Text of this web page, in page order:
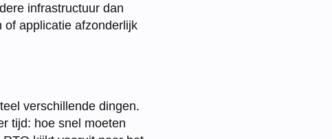
infrastructuur dan
of applicatie afzonderlijk
verschillende dingen.
tijd: hoe snel moeten